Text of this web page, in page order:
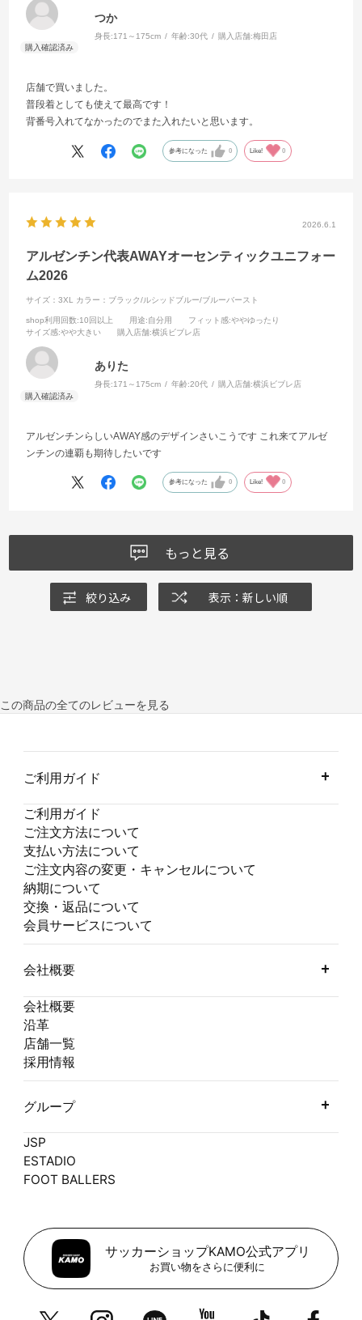
つか
身長:171～175cm 年齢:30代 購入店舗:梅田店
店舗で買いました。
普段着としても使えて最高です！
背番号入れてなかったのでまた入れたいと思います。
参考になった 0 Like! 0
2026.6.1
アルゼンチン代表AWAYオーセンティックユニフォー
ム2026
サイズ：3XL カラー：ブラック/ルシッドブルー/ブルーバースト
shop利用回数:10回以上 用途:自分用 フィット感:ややゆったり
サイズ感:やや大きい 購入店舗:横浜ビブレ店
ありた
身長:171～175cm 年齢:20代 購入店舗:横浜ビブレ店
アルゼンチンらしいAWAY感のデザインさいこうです これ来てアルゼ
ンチンの連覇も期待したいです
参考になった 0 Like! 0
もっと見る
絞り込み 表示：新しい順
この商品の全てのレビューを見る
ご利用ガイド
ご利用ガイド
ご注文方法について
支払い方法について
ご注文内容の変更・キャンセルについて
納期について
交換・返品について
会員サービスについて
会社概要
会社概要
沿革
店舗一覧
採用情報
グループ
JSP
ESTADIO
FOOT BALLERS
サッカーショップKAMO公式アプリ
お買い物をさらに便利に